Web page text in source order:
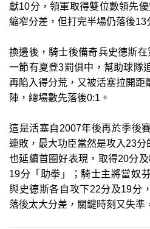
獻10分，領軍取得雙位數領先
縮窄分差，但打完半場仍落後13
換邊後，騎士後備奇兵史德斯
一節有夏登3罰俱中，幫助球隊
再陷入得分荒，又被活塞拉開距
陣，總場數先落後0:1。
這是活塞自2007年後再於季後
連敗，最大功臣當然是攻入23
也延續首圈好表現，取得20分
19分「助拳」；騎士主將當奴
與史德斯各自攻下22分及19分
落後太大分差，關鍵時刻又失準